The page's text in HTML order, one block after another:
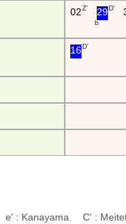
02Z' 29D'
b
16D'
: Kanayama C' :